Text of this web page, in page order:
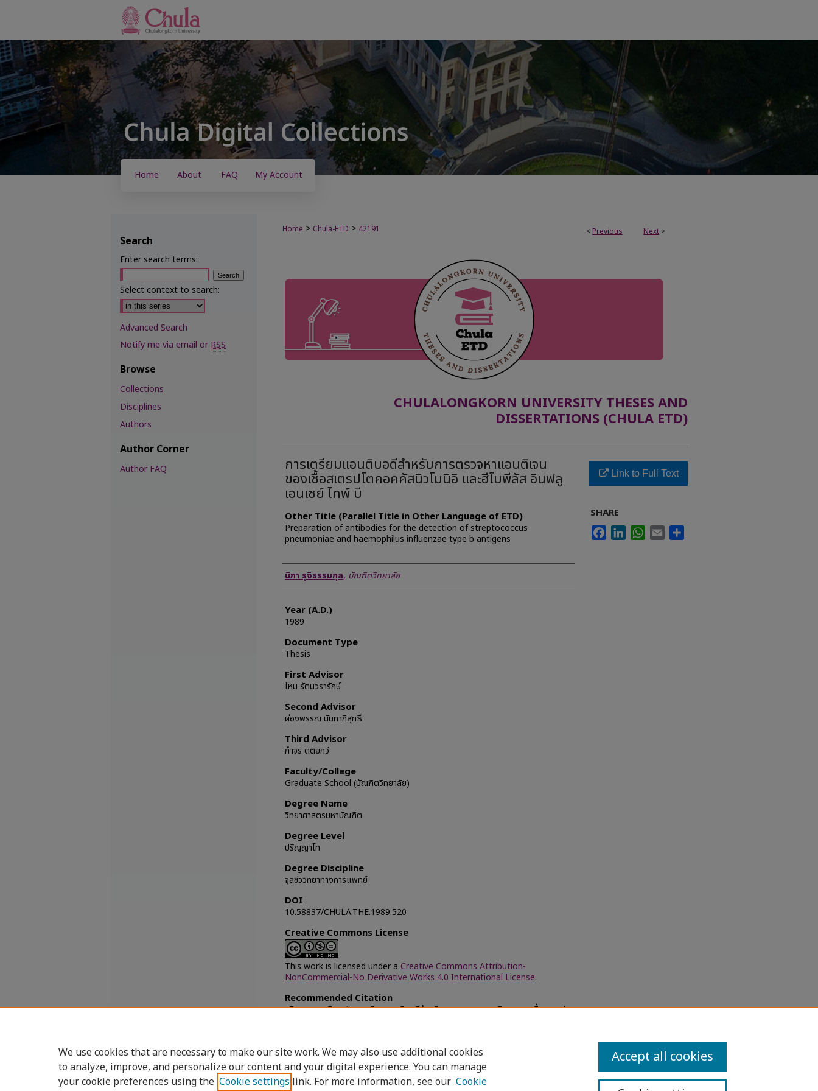
Home About FAQ My Account
< Previous Next >
Home > Chula-ETD > 42191
CHULALONGKORN UNIVERSITY THESES AND
DISSERTATIONS (CHULA ETD)
การเตรียมแอนติบอดีสำหรับการตรวจหาแอนติเจน
ของเชื้อสเตรปโตคอคคัสนิวโมนิอิ และฮีโมพีลัส อินฟลู
เอนเซย์ ไทพ์ บี
Other Title (Parallel Title in Other Language of ETD)
Preparation of antibodies for the detection of streptococcus
pneumoniae and haemophilus influenzae type b antigens
Author
นิภา รุจิธรรมกุล, บัณฑิตวิทยาลัย
Year (A.D.)
1989
Document Type
Thesis
First Advisor
ไหม รัตนวรารักษ์
Second Advisor
ผ่องพรรณ นันทาภิสุทธิ์
Third Advisor
กำจร ตติยกวี
Faculty/College
Graduate School (บัณฑิตวิทยาลัย)
Degree Name
วิทยาศาสตรมหาบัณฑิต
Degree Level
ปริญญาโท
Degree Discipline
จุลชีววิทยาทางการแพทย์
DOI
10.58837/CHULA.THE.1989.520
Creative Commons License
This work is licensed under a Creative Commons Attribution-
NonCommercial-No Derivative Works 4.0 International License.
Recommended Citation
รุจิธรรมกุล, นิภา, "การเตรียมแอนติบอดีสำหรับการตรวจหาแอนติเจน ของเชื้อสเตรป
Link to Full Text
SHARE
FacebookLinkedInWhatsApp
Email
Search
Enter search terms:
Select context to search:
Advanced Search
Notify me via email or RSS
Browse
Collections
Disciplines
Authors
Author Corner
Author FAQ
We use cookies that are necessary to make our site work. We may also use additional cookies
to analyze, improve, and personalize our content and your digital experience. You can manage
your cookie preferences using the Cookie settings link. For more information, see our Cookie
Accept all cookies